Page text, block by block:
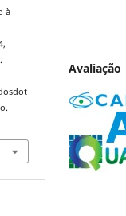
à
Avaliação